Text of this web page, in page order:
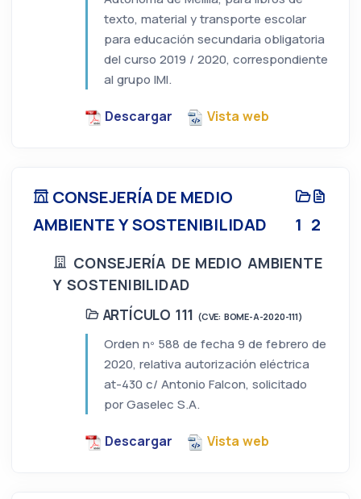
texto, material y transporte escolar
para educación secundaria obligatoria
del curso 2019 / 2020, correspondiente
al grupo IMI.
Descargar Vista web
CONSEJERÍA DE MEDIO
AMBIENTE Y SOSTENIBILIDAD
1 2
CONSEJERÍA DE MEDIO AMBIENTE
Y SOSTENIBILIDAD
ARTÍCULO 111 (CVE: BOME-A-2020-111)
Orden nº 588 de fecha 9 de febrero de
2020, relativa autorización eléctrica
at-430 c/ Antonio Falcon, solicitado
por Gaselec S.A.
Descargar Vista web